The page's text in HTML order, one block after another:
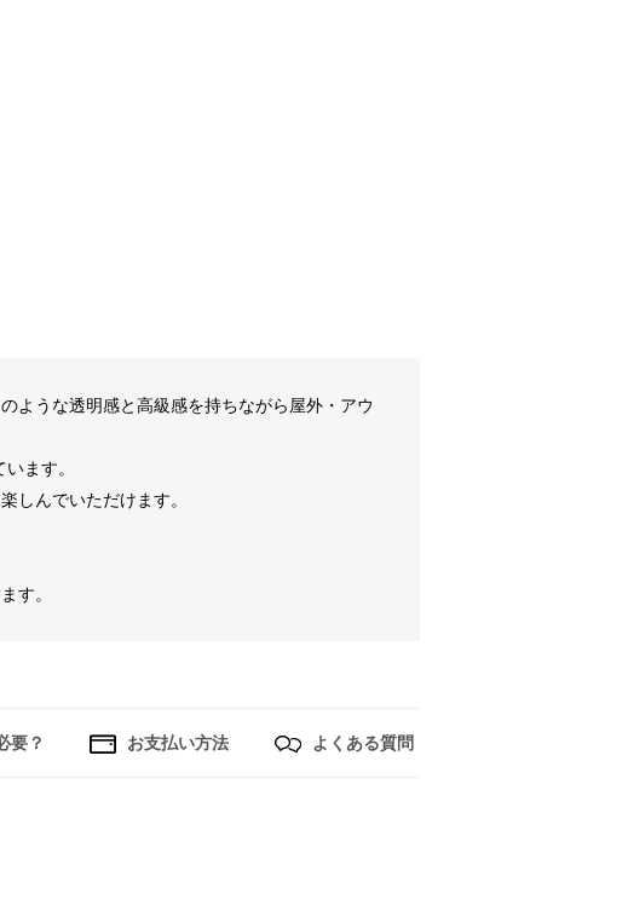
ような透明感と高級感を持ちながら屋外・アウ
ます。
しんでいただけます。
す。
要？ お支払い方法 よくある質問